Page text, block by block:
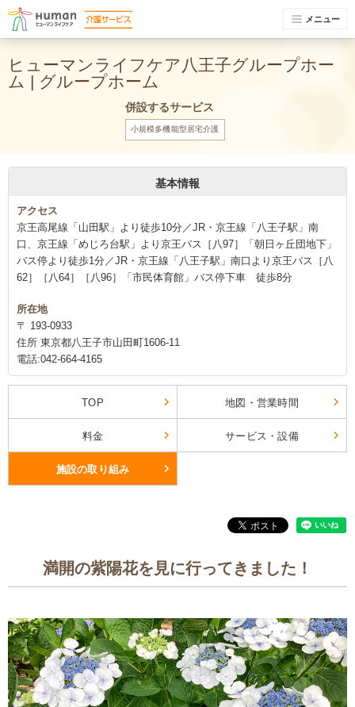
メニュー
ヒューマンライフケア八王子グループホー
ム | グループホーム
併設するサービス
小規模多機能型居宅介護
基本情報
アクセス
京王高尾線「山田駅」より徒歩10分／JR・京王線「八王子駅」南
口、京王線「めじろ台駅」より京王バス［八97］「朝日ヶ丘団地下」
バス停より徒歩1分／JR・京王線「八王子駅」南口より京王バス［八
62］［八64］［八96］「市民体育館」バス停下車 徒歩8分
所在地
〒 193-0933
住所 東京都八王子市山田町1606-11
電話:042-664-4165
TOP 地図・営業時間
料金 サービス・設備
施設の取り組み
満開の紫陽花を見に行ってきました！